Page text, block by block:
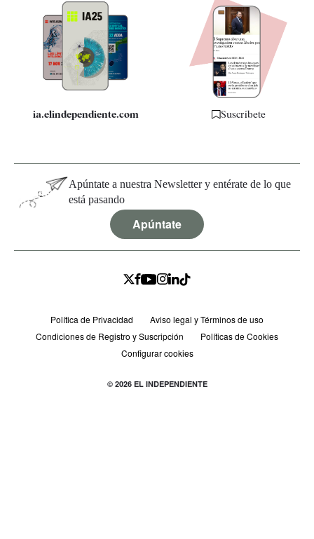
Quiénes somos
Especificaciones
ia.elindependiente.com Suscríbete
Apúntate a nuestra Newsletter y entérate de lo que
está pasando
Apúntate
Política de Privacidad
Aviso legal y Términos de uso
Condiciones de Registro y Suscripción
Políticas de Cookies
Configurar cookies
© 2026 EL INDEPENDIENTE